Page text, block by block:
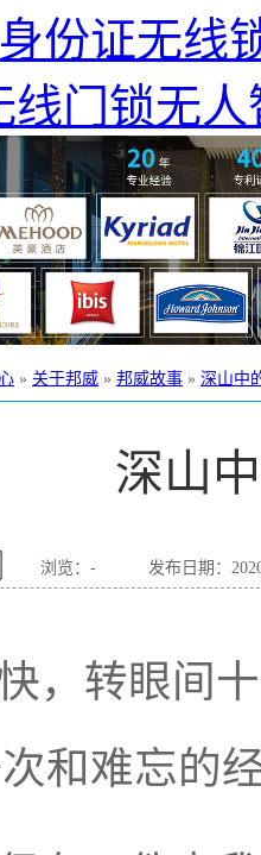
身份证无线
线门锁无
» 关于邦威 » 邦威故事 » 深山中
深山
浏览： - 发布日期：
， 转眼间
和难忘的